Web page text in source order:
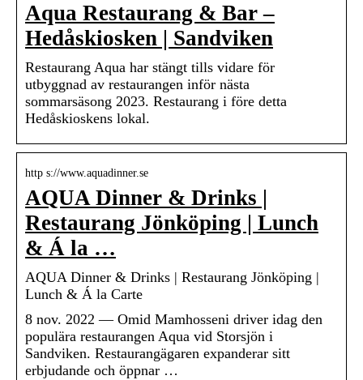
Aqua Restaurang & Bar –
Hedåskiosken | Sandviken
Restaurang Aqua har stängt tills vidare för
utbyggnad av restaurangen inför nästa
sommarsäsong 2023. Restaurang i före detta
Hedåskioskens lokal.
http s://www.aquadinner.se
AQUA Dinner & Drinks |
Restaurang Jönköping | Lunch
& Á la …
AQUA Dinner & Drinks | Restaurang Jönköping |
Lunch & Á la Carte
8 nov. 2022 — Omid Mamhosseni driver idag den
populära restaurangen Aqua vid Storsjön i
Sandviken. Restaurangägaren expanderar sitt
erbjudande och öppnar …